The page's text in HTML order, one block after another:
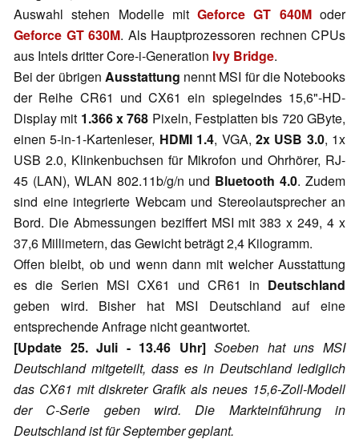
Auswahl stehen Modelle mitGeforce GT 640Moder
Geforce GT 630M. Als Hauptprozessoren rechnen CPUs
aus Intels dritter Core-i-Generation Ivy Bridge.
Bei der übrigen Ausstattung nennt MSI für die Notebooks
der Reihe CR61 und CX61 ein spiegelndes 15,6"-HD-
Display mit 1.366 x 768 Pixeln, Festplatten bis 720 GByte,
einen 5-in-1-Kartenleser, HDMI 1.4, VGA, 2x USB 3.0, 1x
USB 2.0, Klinkenbuchsen für Mikrofon und Ohrhörer, RJ-
45 (LAN), WLAN 802.11b/g/n und Bluetooth 4.0. Zudem
sind eine integrierte Webcam und Stereolautsprecher an
Bord. Die Abmessungen beziffert MSI mit 383 x 249, 4 x
37,6 Millimetern, das Gewicht beträgt 2,4 Kilogramm.
Offen bleibt, ob und wenn dann mit welcher Ausstattung
es die Serien MSI CX61 und CR61 in Deutschland
geben wird. Bisher hat MSI Deutschland auf eine
entsprechende Anfrage nicht geantwortet.
[Update 25. Juli - 13.46 Uhr] Soeben hat uns MSI
Deutschland mitgeteilt, dass es in Deutschland lediglich
das CX61 mit diskreter Grafik als neues 15,6-Zoll-Modell
der C-Serie geben wird. Die Markteinführung in
Deutschland ist für September geplant.